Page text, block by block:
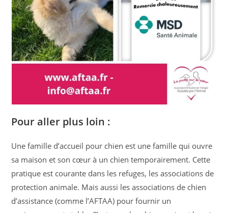
Pour aller plus loin :
Une famille d’accueil pour chien est une famille qui ouvre
sa maison et son cœur à un chien temporairement. Cette
pratique est courante dans les refuges, les associations de
protection animale. Mais aussi les associations de chien
d’assistance (comme l’AFTAA) pour fournir un